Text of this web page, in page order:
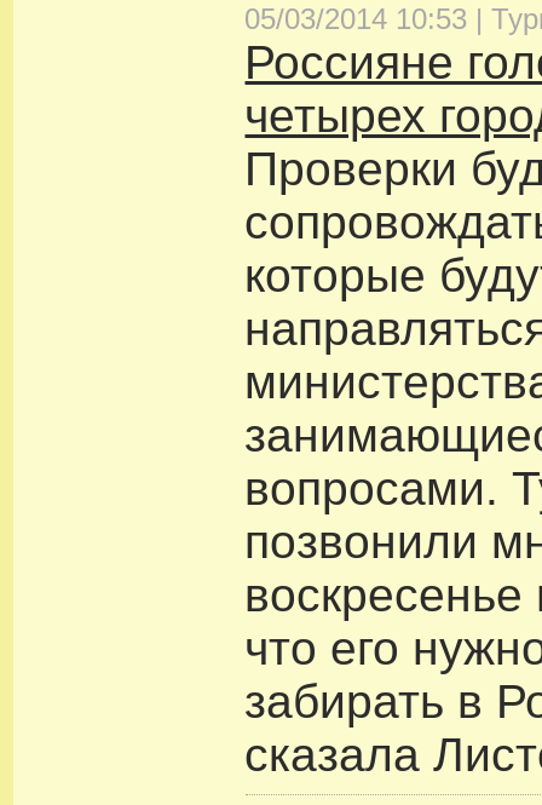
05/03/2014 10:53 |
Россияне
четырех
Проверки
которые
вопросами.
позвонили
что его
забирать в
сказала